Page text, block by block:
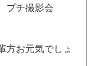
プチ撮影会
方お元気でしょ